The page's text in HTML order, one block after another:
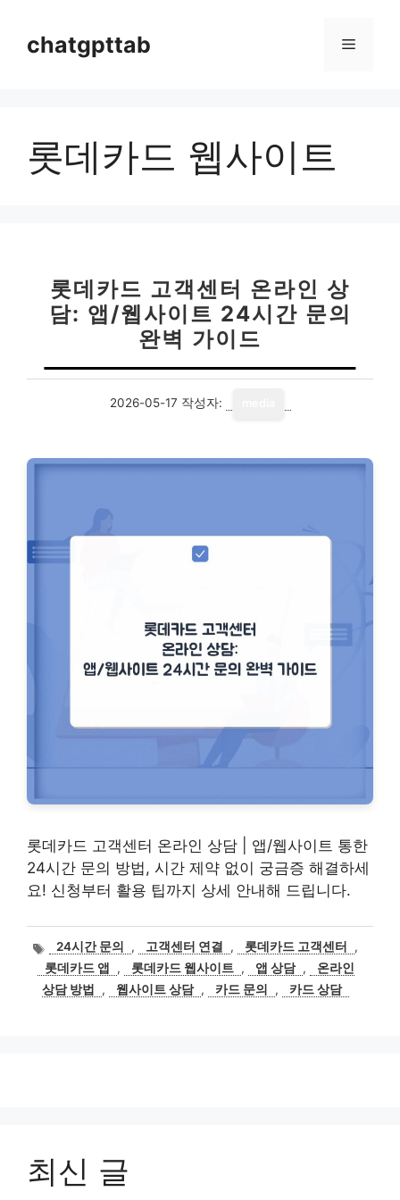
chatgpttab 메
롯데카드 웹사이트
롯데카드 고객센터 온라인 상
담: 앱/웹사이트 24시간 문의
완벽 가이드
2026-05-17 작성자:
롯데카드 고객센터 온라인 상담 | 앱/웹사이트 통한
24시간 문의 방법, 시간 제약 없이 궁금증 해결하세
요! 신청부터 활용 팁까지 상세 안내해 드립니다.
태
그
24시간 문의 , 고객센터 연결 , 롯데카드 고객센터
,
롯데카드 앱
, 롯데카드 웹사이트 , 앱 상담 ,
온라인
상담 방법
, 웹사이트 상담 , 카드 문의 , 카드 상담
최신 글